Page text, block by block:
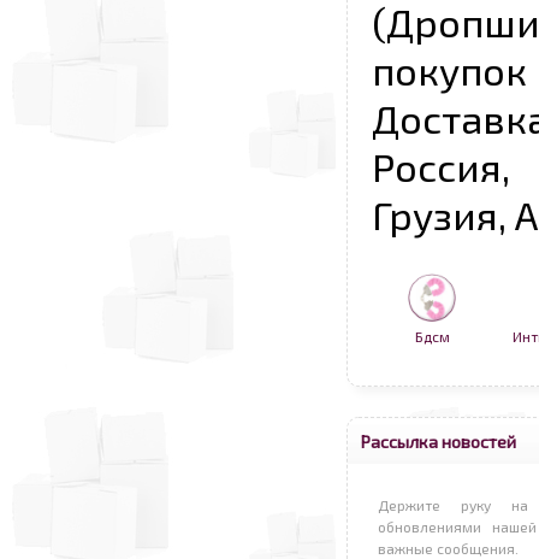
Грузия,
Бдсм
Рассылка новостей
Держите руку на
обновлениями
важные сообщения.